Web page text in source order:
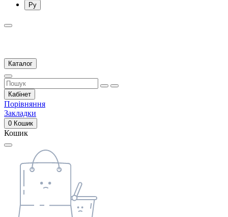
Ру
Каталог
Кабінет
Порівняння
Закладки
0 Кошик
Кошик